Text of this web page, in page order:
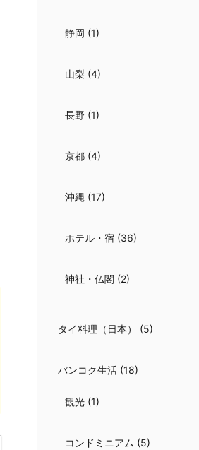
静岡 (1)
山梨 (4)
長野 (1)
京都 (4)
沖縄 (17)
ホテル・宿 (36)
神社・仏閣 (2)
タイ料理（日本） (5)
バンコク生活 (18)
観光 (1)
コンドミニアム (5)